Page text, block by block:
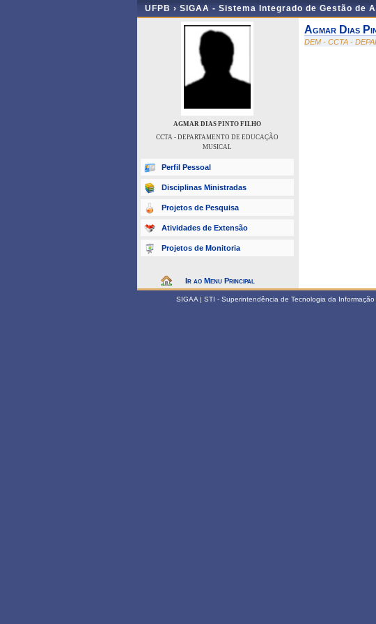
UFPB › SIGAA - Sistema Integrado de Gestão de
AGMAR DIAS PINTO FILHO
CCTA - DEPARTAMENTO DE EDUCAÇÃO
MUSICAL
Perfil Pessoal
Disciplinas Ministradas
Projetos de Pesquisa
Atividades de Extensão
Projetos de Monitoria
Ir ao Menu Principal
Agmar Dias
DEM - CCTA -
SIGAA | STI - Superintendência de Tecnologia da